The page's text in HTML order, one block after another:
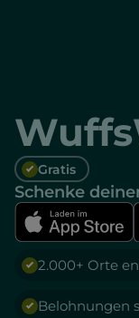
Gratis
Schenke
2.000+ Orte
Belohnungen